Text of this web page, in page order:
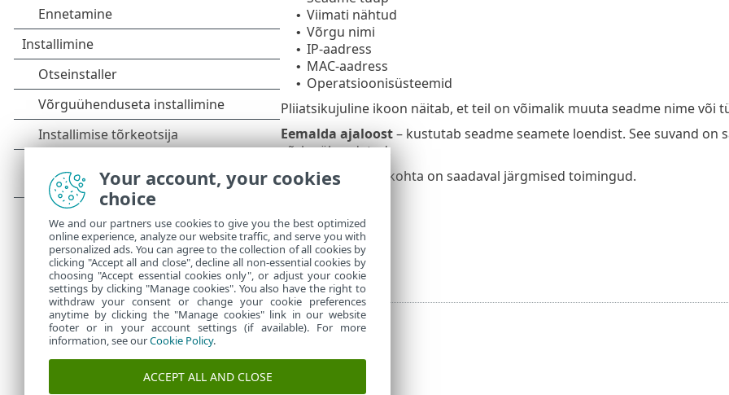
• Viimati nähtud
• Võrgu nimi
• IP-aadress
• MAC-aadress
• Operatsioonisüsteemid
Pliiatsikujuline ikoon näitab, et teil on võimalik muuta seadme nime või
Eemalda ajaloost– kustutab seadme seamete loendist. See suvand on
võrku ühendatud.
Iga seadmetüübi kohta on saadaval järgmised toimingud.
Võrguseade
See seade
Your account, your cookies
choice
We and our partners use cookies to give you the best optimized
online experience, analyze our website traffic, and serve you with
personalized ads. You can agree to the collection of all cookies by
clicking "Accept all and close", decline all non-essential cookies by
choosing "Accept essential cookies only", or adjust your cookie
settings by clicking "Manage cookies". You also have the right to
withdraw your consent or change your cookie preferences
anytime by clicking the "Manage cookies" link in our website
footer or in your account settings (if available). For more
information, see ourCookie Policy.
ACCEPT ALL AND CLOSE